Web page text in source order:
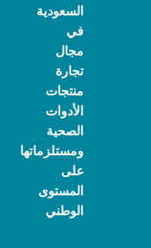
السعودية
في
مجال
تجارة
منتجات
الأدوات
الصحية
ومستلزماتها
على
المستوى
الوطني